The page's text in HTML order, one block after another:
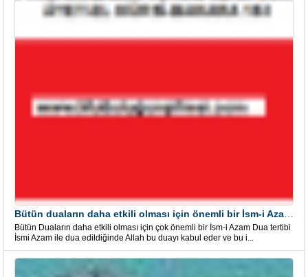
Bütün Duaların daha etkili olması için çok önemli bir İsm-i Azam Dua tertibi
İsmi Azam ile dua edildiğinde Allah bu duayı kabul eder ve bu i...